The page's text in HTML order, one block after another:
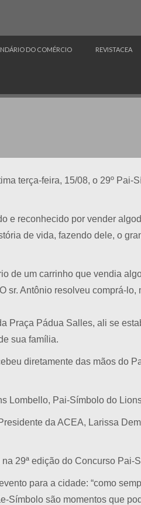
DO COMÉRCIO REVISTACEA
terça-feira, 15/08, o 29º Pai-
e reconhecido por vender
de vida, fazendo dele, o
de um carrinho que vendia
sr. Antônio resolveu comprá-lo,
Praça Pádua Salles, ali se
sua família.
diretamente das mãos do
Lombello, Pai-Símbolo do
da ACEA, Larissa
29ª edição do Concurso Pai-
para a cidade: “como
Símbolo são momentos que